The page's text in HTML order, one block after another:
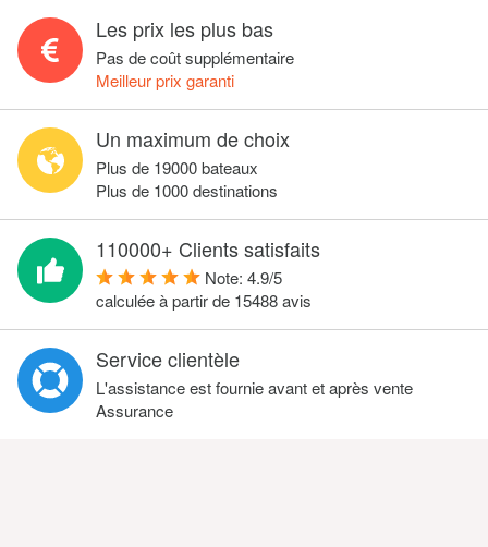
Les prix les plus bas
Pas de coût supplémentaire
Meilleur prix garanti
Un maximum de choix
Plus de 19000 bateaux
Plus de 1000 destinations
110000+ Clients satisfaits
Note: 4.9/5
calculée à partir de 15488avis
Service clientèle
L'assistance est fournie avant et après vente
Assurance